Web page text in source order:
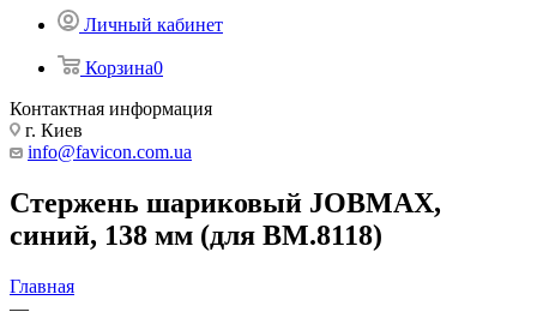
Личный кабинет
Корзина0
Контактная информация
г. Киев
info@favicon.com.ua
Стержень шариковый JOBMAX,
синий, 138 мм (для BM.8118)
Главная
—